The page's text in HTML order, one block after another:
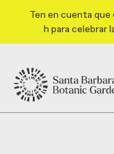
Ten en cuenta que
h para celebrar